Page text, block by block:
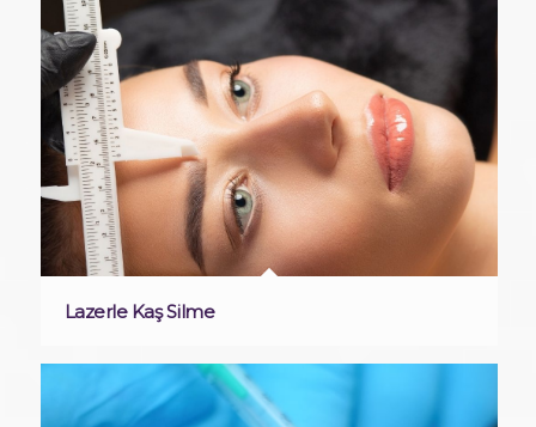
Lazerle Kaş Silme